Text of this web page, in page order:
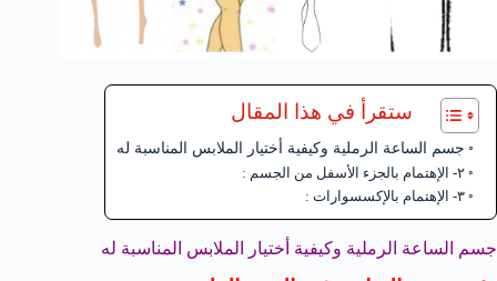
ستقرأ في هذا المقال
جسم الساعة الرملية وكيفية أختيار الملابس المناسبة له
٢- الإهتمام بالجزء الأسفل من الجسم :
٣- الإهتمام بالإكسسوارات :
جسم الساعة الرملية وكيفية أختيار الملابس المناسبة له